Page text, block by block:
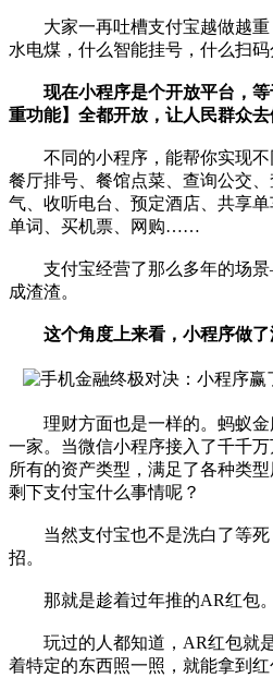
大家一再吐槽支付宝越做越重
水电煤，什么智能挂号，什么扫码
现在小程序是个开放平台，
重功能】全都开放，让人民群众去
不同的小程序，能帮你实现不
餐厅排号、餐馆点菜、查询公交
气、收听电台、预定酒店、共享
单词、买机票、网购……
支付宝经营了那么多年的场
成渣渣。
这个角度上来看，小程序做了
理财方面也是一样的。蚂蚁金
一家。当微信小程序接入了千千
所有的资产类型，满足了各种类
剩下支付宝什么事情呢？
当然支付宝也不是洗白了等死
招。
那就是趁着过年推的AR红包。
玩过的人都知道，AR红包就
着特定的东西照一照，就能拿到红